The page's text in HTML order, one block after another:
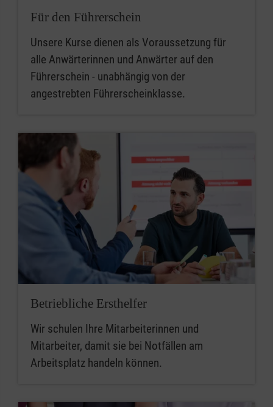
Für den Führerschein
Unsere Kurse dienen als Voraussetzung für
alle Anwärterinnen und Anwärter auf den
Führerschein - unabhängig von der
angestrebten Führerscheinklasse.
Betriebliche Ersthelfer
Wir schulen Ihre Mitarbeiterinnen und
Mitarbeiter, damit sie bei Notfällen am
Arbeitsplatz handeln können.